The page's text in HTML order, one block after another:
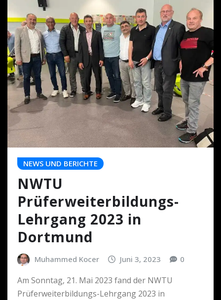
NEWS UND BERICHTE
NWTU
Prüferweiterbildungs-
Lehrgang 2023 in
Dortmund
Muhammed Kocer Juni 3, 2023 0
Am Sonntag, 21. Mai 2023 fand der NWTU
Prüferweiterbildungs-Lehrgang 2023 in